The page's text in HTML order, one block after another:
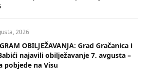
2026
OBILJEŽAVANJA: Grad Gračanica i
najavili obilježavanje 7. avgusta –
pobjede na Visu